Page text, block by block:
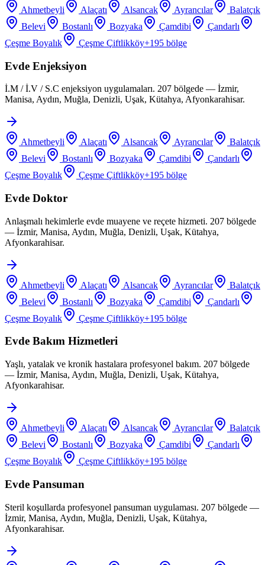
Ahmetbeyli Alaçatı Alsancak Ayrancılar
Balatçık
Belevi
Bostanlı Bozyaka Çamdibi
Çandarlı
Çeşme Boyalık
Çeşme Çiftlikköy+195 bölge
Evde Enjeksiyon
İ.M / İ.V / S.C enjeksiyon uygulamaları. 207 bölgede — İzmir,
Manisa, Aydın, Muğla, Denizli, Uşak, Kütahya, Afyonkarahisar.
Ahmetbeyli Alaçatı Alsancak Ayrancılar
Balatçık
Belevi
Bostanlı Bozyaka Çamdibi
Çandarlı
Çeşme Boyalık
Çeşme Çiftlikköy+195 bölge
Evde Doktor
Anlaşmalı hekimlerle evde muayene ve reçete hizmeti. 207 bölgede
— İzmir, Manisa, Aydın, Muğla, Denizli, Uşak, Kütahya,
Afyonkarahisar.
Ahmetbeyli Alaçatı Alsancak Ayrancılar
Balatçık
Belevi
Bostanlı Bozyaka Çamdibi
Çandarlı
Çeşme Boyalık
Çeşme Çiftlikköy+195 bölge
Evde Bakım Hizmetleri
Yaşlı, yatalak ve kronik hastalara profesyonel bakım. 207 bölgede
— İzmir, Manisa, Aydın, Muğla, Denizli, Uşak, Kütahya,
Afyonkarahisar.
Ahmetbeyli Alaçatı Alsancak Ayrancılar
Balatçık
Belevi
Bostanlı Bozyaka Çamdibi
Çandarlı
Çeşme Boyalık
Çeşme Çiftlikköy+195 bölge
Evde Pansuman
Steril koşullarda profesyonel pansuman uygulaması. 207 bölgede —
İzmir, Manisa, Aydın, Muğla, Denizli, Uşak, Kütahya,
Afyonkarahisar.